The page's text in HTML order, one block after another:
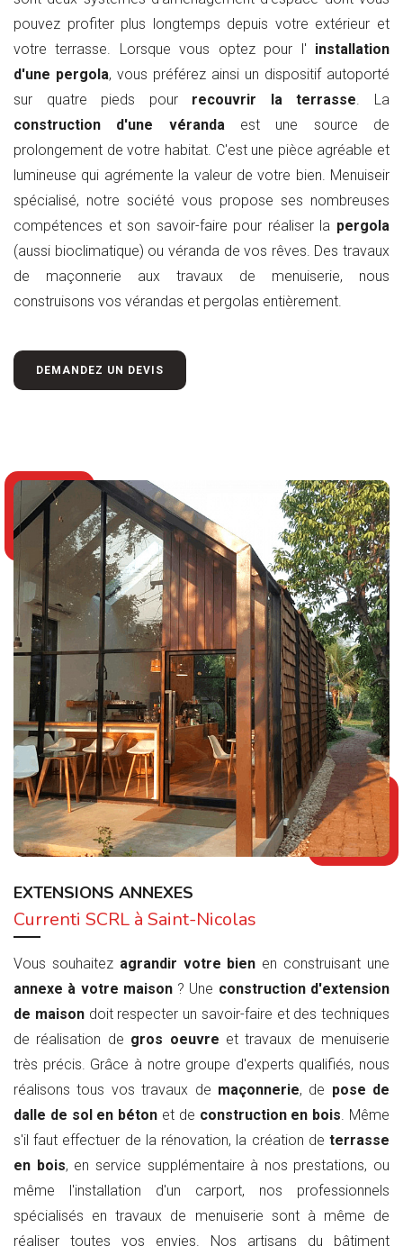
pouvez profiter plus longtemps depuis votre extérieur et
votre terrasse. Lorsque vous optez pour l' installation
d'une pergola, vous préférez ainsi un dispositif autoporté
sur quatre pieds pour recouvrir la terrasse. La
construction d'une vérandaest une source de
prolongement de votre habitat. C'est une pièce agréable et
lumineuse qui agrémente la valeur de votre bien. Menuiseir
spécialisé, notre société vous propose ses nombreuses
compétences et son savoir-faire pour réaliser la pergola
(aussi bioclimatique) ou véranda de vos rêves. Des travaux
de maçonnerie aux travaux de menuiserie, nous
construisons vos vérandas et pergolas entièrement.
DEMANDEZ UN DEVIS
EXTENSIONS ANNEXES
Currenti SCRL à Saint-Nicolas
Vous souhaitez agrandir votre bien en construisant une
annexe à votre maison? Une construction d'extension
de maisondoit respecter un savoir-faire et des techniques
de réalisation de gros oeuvre et travaux de menuiserie
très précis. Grâce à notre groupe d'experts qualifiés, nous
réalisons tous vos travaux de maçonnerie, de pose de
dalle de sol en béton et de construction en bois. Même
s'il faut effectuer de la rénovation, la création de terrasse
en bois, en service supplémentaire à nos prestations, ou
même l'installation d'un carport, nos professionnels
spécialisés en travaux de menuiserie sont à même de
réaliser toutes vos envies. Nos artisans du bâtiment